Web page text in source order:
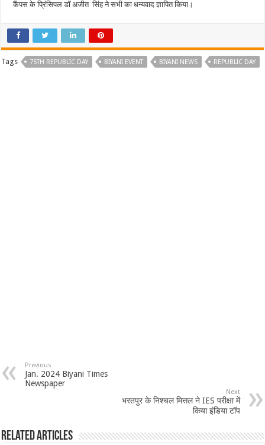
कैंपस के प्रिंसिपल डॉ अजीत सिंह ने सभी का धन्यवाद ज्ञापित किया।
Tags 75TH REPUBLIC DAY BIYANI EVENT BIYANI NEWS REPUBLIC DAY
Previous
Jan. 2024 Biyani Times
Newspaper
Next
भरतपुर के निश्चल मित्तल ने IES परीक्षा में
किया इंडिया टॉप
Related Articles